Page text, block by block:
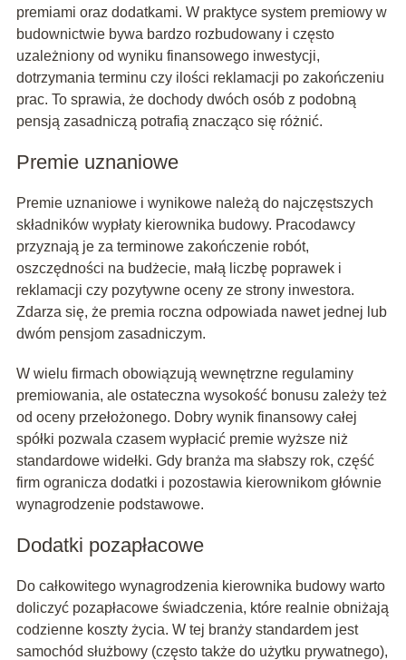
premiami oraz dodatkami. W praktyce system premiowy w
budownictwie bywa bardzo rozbudowany i często
uzależniony od wyniku finansowego inwestycji,
dotrzymania terminu czy ilości reklamacji po zakończeniu
prac. To sprawia, że dochody dwóch osób z podobną
pensją zasadniczą potrafią znacząco się różnić.
Premie uznaniowe
Premie uznaniowe i wynikowe należą do najczęstszych
składników wypłaty kierownika budowy. Pracodawcy
przyznają je za terminowe zakończenie robót,
oszczędności na budżecie, małą liczbę poprawek i
reklamacji czy pozytywne oceny ze strony inwestora.
Zdarza się, że premia roczna odpowiada nawet jednej lub
dwóm pensjom zasadniczym.
W wielu firmach obowiązują wewnętrzne regulaminy
premiowania, ale ostateczna wysokość bonusu zależy też
od oceny przełożonego. Dobry wynik finansowy całej
spółki pozwala czasem wypłacić premie wyższe niż
standardowe widełki. Gdy branża ma słabszy rok, część
firm ogranicza dodatki i pozostawia kierownikom głównie
wynagrodzenie podstawowe.
Dodatki pozapłacowe
Do całkowitego wynagrodzenia kierownika budowy warto
doliczyć pozapłacowe świadczenia, które realnie obniżają
codzienne koszty życia. W tej branży standardem jest
samochód służbowy (często także do użytku prywatnego),